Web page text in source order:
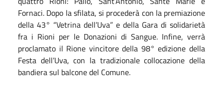
Fornaci. Dopo la sfilata, si procederà con la premiazione
della 43° “Vetrina dell’Uva” e della Gara di solidarietà
fra i Rioni per le Donazioni di Sangue. Infine, verrà
proclamato il Rione vincitore della 98° edizione della
Festa dell’Uva, con la tradizionale collocazione della
bandiera sul balcone del Comune.